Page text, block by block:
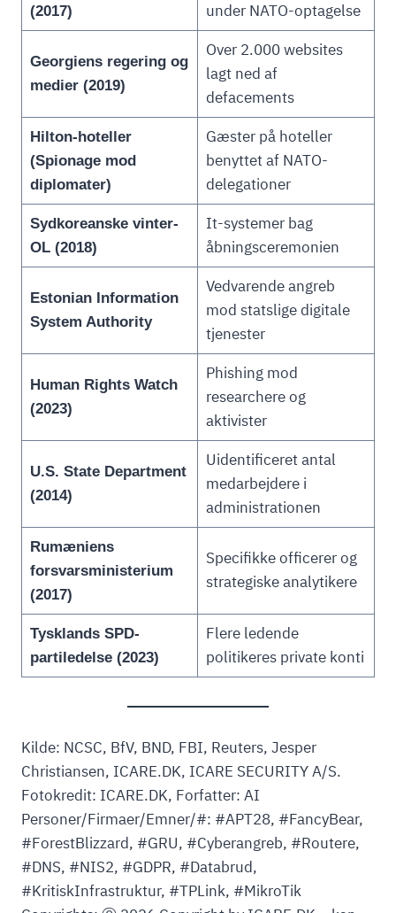
(2017)
under NATO-optagelse
Georgiens regering og
medier (2019)
Over 2.000 websites
lagt ned af
defacements
Hilton-hoteller
(Spionage mod
diplomater)
Gæster på hoteller
benyttet af NATO-
delegationer
Sydkoreanske vinter-
OL (2018)
It-systemer bag
åbningsceremonien
Estonian Information
System Authority
Vedvarende angreb
mod statslige digitale
tjenester
Human Rights Watch
(2023)
Phishing mod
researchere og
aktivister
U.S. State Department
(2014)
Uidentificeret antal
medarbejdere i
administrationen
Rumæniens
forsvarsministerium
(2017)
Specifikke officerer og
strategiske analytikere
Tysklands SPD-
partiledelse (2023)
Flere ledende
politikeres private konti
Kilde: NCSC, BfV, BND, FBI, Reuters, Jesper
Christiansen, ICARE.DK, ICARE SECURITY A/S.
Fotokredit: ICARE.DK, Forfatter: AI
Personer/Firmaer/Emner/#: #APT28, #FancyBear,
#ForestBlizzard, #GRU, #Cyberangreb, #Routere,
#DNS, #NIS2, #GDPR, #Databrud,
#KritiskInfrastruktur, #TPLink, #MikroTik